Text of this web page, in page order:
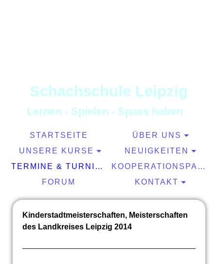
Schachschule Leipzig
Lernen - Spielen - Spass haben
STARTSEITE
ÜBER UNS
UNSERE KURSE
NEUIGKEITEN
TERMINE & TURNIERE
KOOPERATIONSPARTNER
FORUM
KONTAKT
Kinderstadtmeisterschaften, Meisterschaften
des Landkreises Leipzig 2014